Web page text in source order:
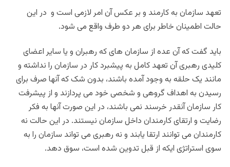
تعهد سازمان به کارمند و بر عکس آن امر لازمی است و در این
حالت اطمینان خاطر برای هر دو طرف واقع می شود.
باید گفت که آن عده از سازمان های که رهبران و یا سایر اعضای
کلیدی رهبری آن تعهد کامل به پیشبرد کار در سازمان را نداشته و
مانند یک حلقه به وجود آمده باشند، بدون شک که آنها صرف برای
رسیدن به اهداف گروهی و شخصی خود می پردازند و از پیشرفت
کار سازمان آنقدر خرسند نمی باشند، در این صورت آنها به فکر
رضایت و ارتقای کارمندان داخل سازمان نیستند. در این حالت نه
کارمندان می توانند ارتقا یابند و نه رهبری می تواند سازمان را به
سوی استراتژی ایکه از قبل تدوین شده است، سوق دهد.